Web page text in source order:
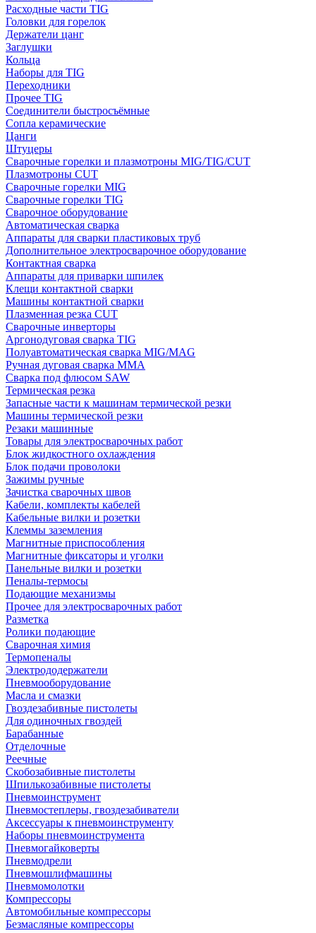
Расходные части TIG
Головки для горелок
Держатели цанг
Заглушки
Кольца
Наборы для TIG
Переходники
Прочее TIG
Соединители быстросъёмные
Сопла керамические
Цанги
Штуцеры
Сварочные горелки и плазмотроны MIG/TIG/CUT
Плазмотроны CUT
Сварочные горелки MIG
Сварочные горелки TIG
Сварочное оборудование
Автоматическая сварка
Аппараты для сварки пластиковых труб
Дополнительное электросварочное оборудование
Контактная сварка
Аппараты для приварки шпилек
Клещи контактной сварки
Машины контактной сварки
Плазменная резка CUT
Сварочные инверторы
Аргонодуговая сварка TIG
Полуавтоматическая сварка MIG/MAG
Ручная дуговая сварка MMA
Сварка под флюсом SAW
Термическая резка
Запасные части к машинам термической резки
Машины термической резки
Резаки машинные
Товары для электросварочных работ
Блок жидкостного охлаждения
Блок подачи проволоки
Зажимы ручные
Зачистка сварочных швов
Кабели, комплекты кабелей
Кабельные вилки и розетки
Клеммы заземления
Магнитные приспособления
Магнитные фиксаторы и уголки
Панельные вилки и розетки
Пеналы-термосы
Подающие механизмы
Прочее для электросварочных работ
Разметка
Ролики подающие
Сварочная химия
Термопеналы
Электрододержатели
Пневмооборудование
Масла и смазки
Гвоздезабивные пистолеты
Для одиночных гвоздей
Барабанные
Отделочные
Реечные
Скобозабивные пистолеты
Шпилькозабивные пистолеты
Пневмоинструмент
Пневмостеплеры, гвоздезабиватели
Аксессуары к пневмоинструменту
Наборы пневмоинструмента
Пневмогайковерты
Пневмодрели
Пневмошлифмашины
Пневмомолотки
Компрессоры
Автомобильные компрессоры
Безмасляные компрессоры